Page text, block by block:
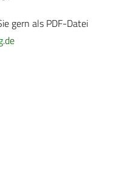
gern als PDF-Datei